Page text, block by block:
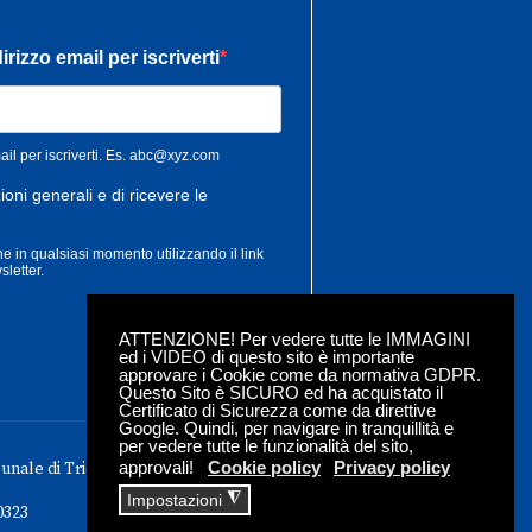
ATTENZIONE! Per vedere tutte le IMMAGINI
ed i VIDEO di questo sito è importante
approvare i Cookie come da normativa GDPR.
Questo Sito è SICURO ed ha acquistato il
Certificato di Sicurezza come da direttive
Google. Quindi, per navigare in tranquillità e
per vedere tutte le funzionalità del sito,
approvali!
Cookie policy Privacy policy
Impostazioni ◮
di Trieste - Iscrizione roc n. 18304